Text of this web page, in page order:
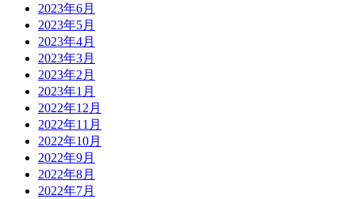
2023年6月
2023年5月
2023年4月
2023年3月
2023年2月
2023年1月
2022年12月
2022年11月
2022年10月
2022年9月
2022年8月
2022年7月